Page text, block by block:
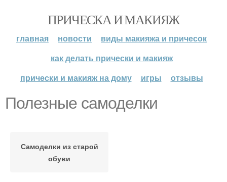
ПРИЧЕСКА И МАКИЯЖ
главная новости
виды макияжа и причесок
как делать прически и макияж
прически и макияж на дому
игры отзывы
Полезные самоделки
Самоделки из старой
обуви